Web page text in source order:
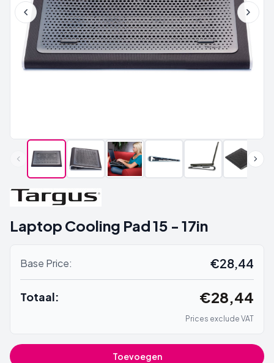
Laptop Cooling Pad 15 - 17in
Base Price: €28,44
Totaal: €28,44
Prices exclude VAT
Toevoegen